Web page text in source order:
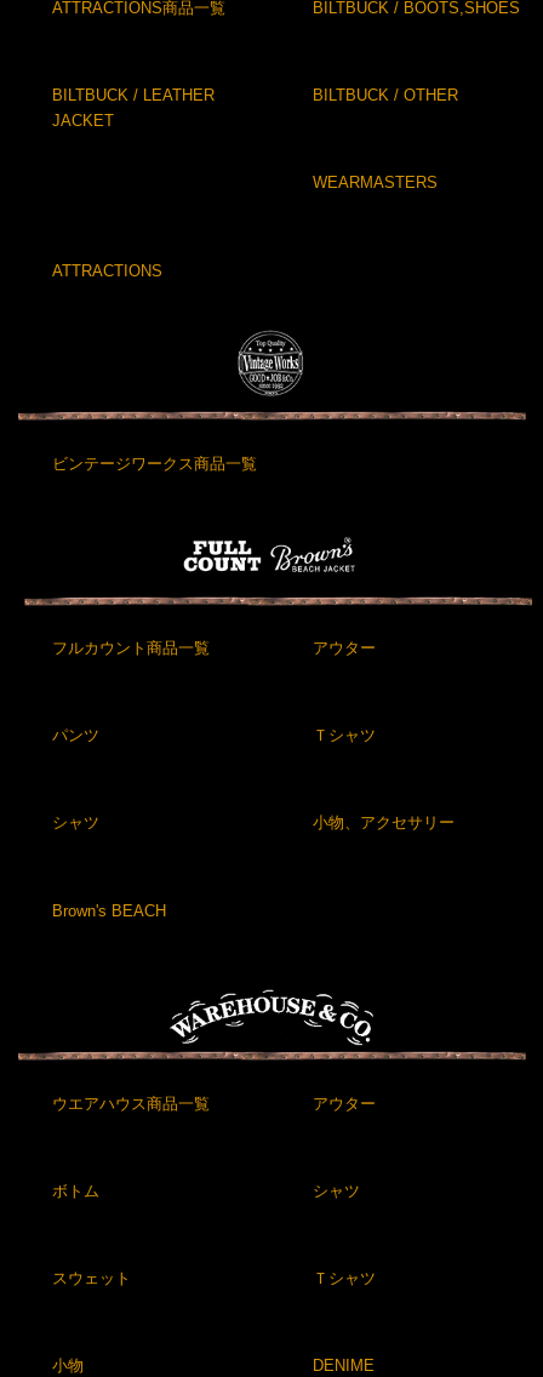
ATTRACTIONS商品一覧 BILTBUCK / BOOTS,SHOES
BILTBUCK / LEATHER
JACKET
BILTBUCK / OTHER
WEARMASTERS
ATTRACTIONS
ビンテージワークス商品一覧
フルカウント商品一覧 アウター
パンツ Ｔシャツ
シャツ 小物、アクセサリー
Brown's BEACH
ウエアハウス商品一覧 アウター
ボトム シャツ
スウェット Ｔシャツ
小物 DENIME